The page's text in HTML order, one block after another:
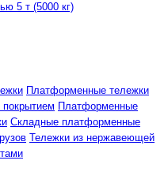
5 т (5000 кг)
Платформенные тележки
Платформенные
Складные платформенные
Тележки из нержавеющей